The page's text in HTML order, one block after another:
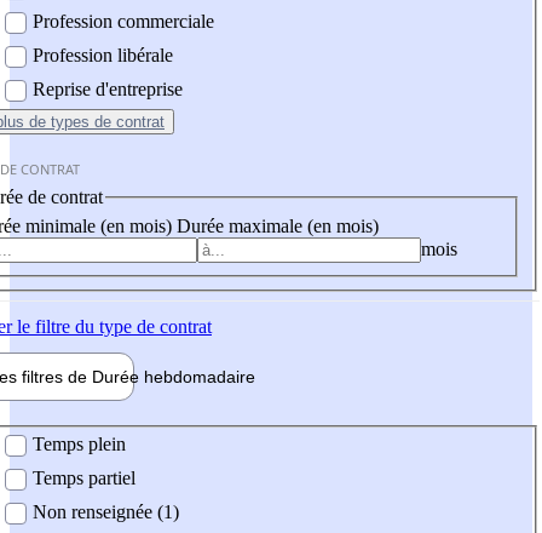
Profession commerciale
Profession libérale
Reprise d'entreprise
de types de contrat
CONTRAT
de contrat
minimale (en mois) Durée maximale (en mois)
mois
le filtre du type de contrat
filtres de Durée hebdomadaire
Temps plein
Temps partiel
Non renseignée (1)